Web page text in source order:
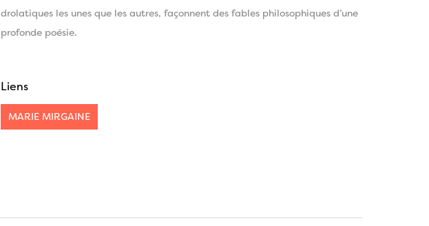
drolatiques les unes que les autres, façonnent des fables philosophiques d’une
profonde poésie.
Liens
MARIE MIRGAINE